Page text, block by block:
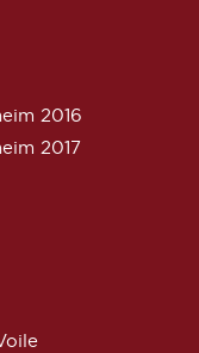
2016
2017